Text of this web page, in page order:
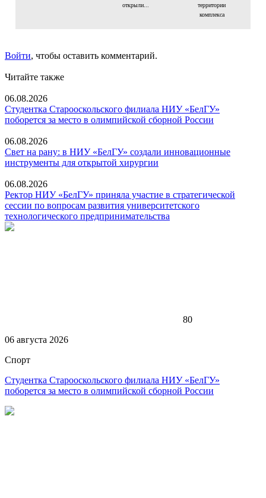
открыли...
территории
комплекса
Войти, чтобы оставить комментарий.
Читайте также
06.08.2026
Студентка Старооскольского филиала НИУ «БелГУ»
поборется за место в олимпийской сборной России
06.08.2026
Свет на рану: в НИУ «БелГУ» создали инновационные
инструменты для открытой хирургии
06.08.2026
Ректор НИУ «БелГУ» приняла участие в стратегической
сессии по вопросам развития университетского
технологического предпринимательства
80
06 августа 2026
Спорт
Студентка Старооскольского филиала НИУ «БелГУ»
поборется за место в олимпийской сборной России